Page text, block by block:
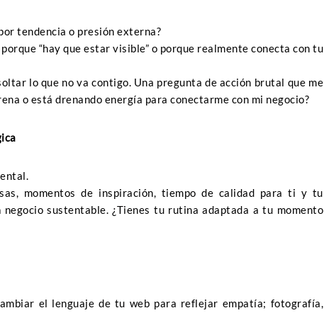
tendencia o presión externa?
“hay que estar visible” o porque realmente conecta con tu
lo que no va contigo. Una pregunta de acción brutal que me
o está drenando energía para conectarme con mi negocio?
momentos de inspiración, tiempo de calidad para ti y tu
sustentable. ¿Tienes tu rutina adaptada a tu momento
el lenguaje de tu web para reflejar empatía; fotografía,